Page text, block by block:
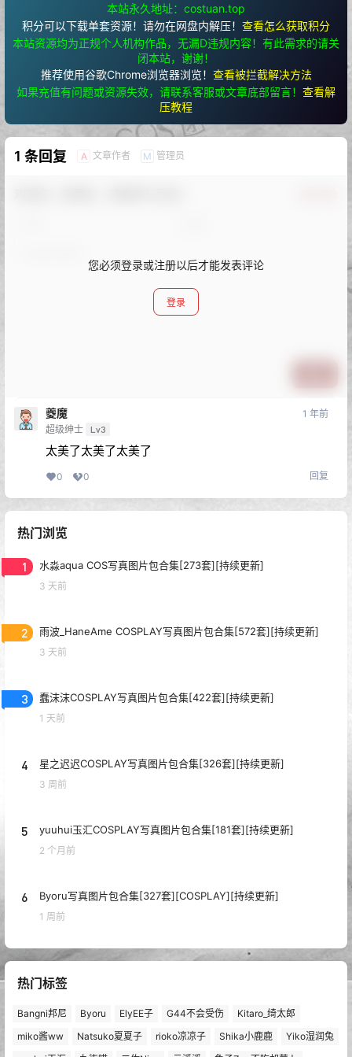
本站永久地址：costuan.top
积分可以下载单套资源！请勿在网盘内解压！ 查看怎么获取积分
本站资源均为正规个人机构作品，无漏D违规内容！有此需求的请关
闭本站，谢谢！
推荐使用谷歌Chrome浏览器浏览！ 查看被拦截解决方法
如果充值有问题或资源失效，请联系客服或文章底部留言！ 查看解
压教程
1 条回复 A 文章作者 M 管理员
您必须登录或注册以后才能发表评论
登录
夔魔
超级绅士 Lv3
1 年前
太美了太美了太美了
0 0 回复
热门浏览
1 水淼aqua COS写真图片包合集[273套][持续更新]
3 天前
2 雨波_HaneAme COSPLAY写真图片包合集[572套][持续更新]
3 天前
3 蠢沫沫COSPLAY写真图片包合集[422套][持续更新]
1 天前
4 星之迟迟COSPLAY写真图片包合集[326套][持续更新]
3 周前
5 yuuhui玉汇COSPLAY写真图片包合集[181套][持续更新]
2 个月前
6 Byoru写真图片包合集[327套][COSPLAY][持续更新]
1 周前
热门标签
Bangni邦尼 Byoru ElyEE子 G44不会受伤
Kitaro_绮太郎
miko酱ww
Natsuko夏夏子 rioko凉凉子 Shika小鹿鹿
Yiko湿润兔